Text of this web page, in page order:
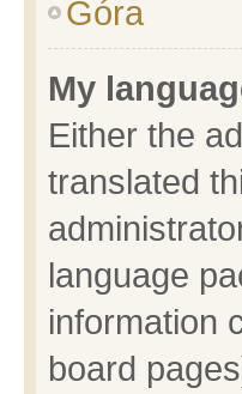
Góra
My
Either the
translated
language
information
board